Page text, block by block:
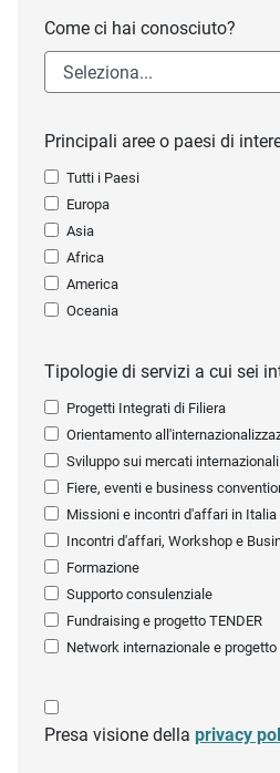
Come ci hai conosciuto?
Principali aree o paesi di
Tutti i Paesi
Europa
Asia
Africa
America
Oceania
Tipologie di servizi a cui sei
Progetti Integrati di Filiera
Orientamento
Sviluppo sui mercati
Fiere, eventi e business
Missioni e incontri d'affari in Italia
Incontri d'affari, Workshop e
Formazione
Supporto consulenziale
Fundraising e progetto TENDER
Network internazionale e progetto
Presa visione della privacy